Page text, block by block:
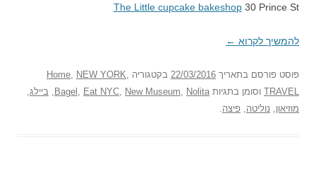
The Little cupcake bakeshop 30 Prince St
להמשיך לקרוא ←
פוסט פורסם בתאריך 22/03/2016 בקטגוריה Home, NEW YORK,
TRAVEL וסומן בתגיות Bagel , Eat NYC, New Museum, Nolita
, ביילג,
מוזיאון, נוליטה, פיצה.